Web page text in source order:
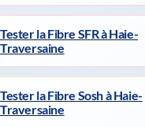
Tester la Fibre SFR à Haie-
Traversaine
Tester la Fibre Sosh à Haie-
Traversaine